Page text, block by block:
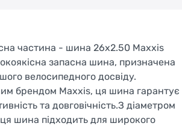
частина - шина 26x2.50 Maxxis
запасна шина, призначена
велосипедного досвіду.
брендом Maxxis, ця шина гарантує
та довговічність.З діаметром
шина підходить для широкого